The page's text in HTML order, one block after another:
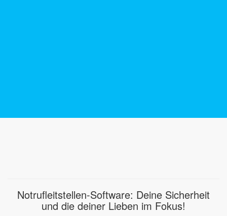
Notrufleitstellen-Software: Deine Sicherheit
und die deiner Lieben im Fokus!